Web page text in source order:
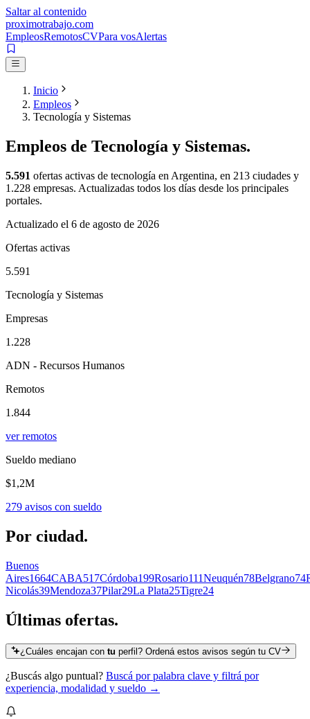
Saltar al contenido
proximotrabajo.com
EmpleosRemotosCVPara vosAlertas
Inicio
Empleos
Tecnología y Sistemas
Empleos de Tecnología y Sistemas.
5.591 ofertas activas de tecnología en Argentina, en 213 ciudades y
1.228 empresas. Actualizadas todos los días desde los principales
portales.
Actualizado el 6 de agosto de 2026
Ofertas activas
5.591
Tecnología y Sistemas
Empresas
1.228
ADN - Recursos Humanos
Remotos
1.844
ver remotos
Sueldo mediano
$1,2M
279 avisos con sueldo
Por ciudad.
Buenos
Aires1664CABA517Córdoba199Rosario111Neuquén78Belgrano74
Nicolás39Mendoza37Pilar29La Plata25Tigre24
Últimas ofertas.
¿Cuáles encajan contu perfil? Ordená estos avisos según tu CV
¿Buscás algo puntual? Buscá por palabra clave y filtrá por
experiencia, modalidad y sueldo →